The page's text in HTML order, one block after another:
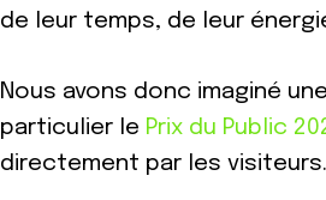
de leur temps, de leur
Nous avons donc imaginé
particulier le Prix du Public
directement par les visiteurs.